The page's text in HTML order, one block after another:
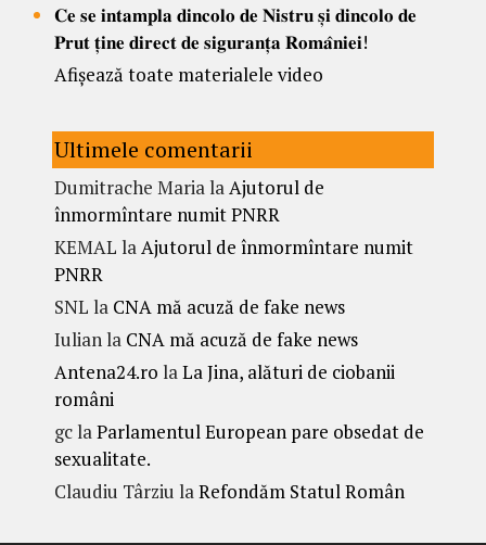
𝐂𝐞 𝐬𝐞 𝐢𝐧𝐭𝐚𝐦𝐩𝐥𝐚 𝐝𝐢𝐧𝐜𝐨𝐥𝐨 𝐝𝐞 𝐍𝐢𝐬𝐭𝐫𝐮 𝐬̦𝐢 𝐝𝐢𝐧𝐜𝐨𝐥𝐨 𝐝𝐞
𝐏𝐫𝐮𝐭 𝐭̦𝐢𝐧𝐞 𝐝𝐢𝐫𝐞𝐜𝐭 𝐝𝐞 𝐬𝐢𝐠𝐮𝐫𝐚𝐧𝐭̦𝐚 𝐑𝐨𝐦𝐚̂𝐧𝐢𝐞𝐢!
Afișează toate materialele video
Ultimele comentarii
Dumitrache MarialaAjutorul de
înmormîntare numit PNRR
KEMAL laAjutorul de înmormîntare numit
PNRR
SNL la CNA mă acuză de fake news
Iulianla CNA mă acuză de fake news
Antena24.ro laLa Jina, alături de ciobanii
români
gclaParlamentul European pare obsedat de
sexualitate.
Claudiu Târziu laRefondăm Statul Român